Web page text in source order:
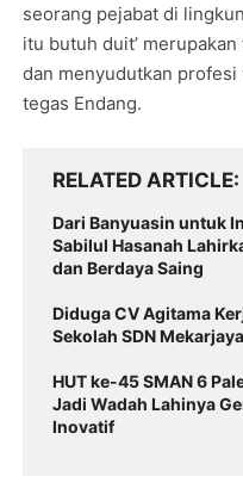
seorang pejabat di
itu butuh duit’
dan menyudutkan profesi
tegas Endang.
RELATED ARTICLE
Dari Banyuasin untuk
Sabilul Hasanah
dan Berdaya Saing
Diduga CV Agitama
Sekolah SDN
HUT ke-45 SMAN 6
Jadi Wadah Lahinya
Inovatif